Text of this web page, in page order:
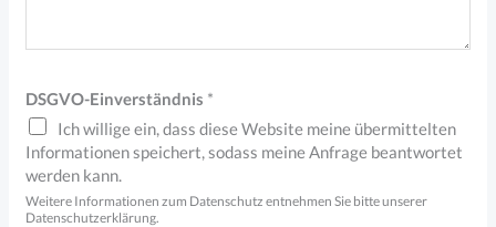
e
DSGVO-Einverständnis *
Ich willige ein, dass diese Website meine übermittelten
Informationen speichert, sodass meine Anfrage beantwortet
werden kann.
Weitere Informationen zum Datenschutz entnehmen Sie bitte unserer
Datenschutzerklärung.